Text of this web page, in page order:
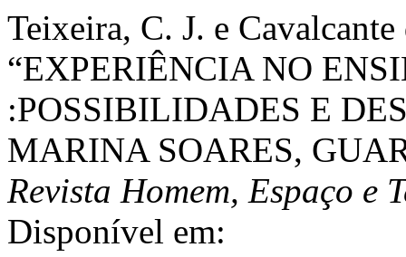
Teixeira, C. J. e
“EXPERIÊNCIA NO
:POSSIBILIDADES E
MARINA SOARES,
Revista Homem, Espaço e
Disponível em: